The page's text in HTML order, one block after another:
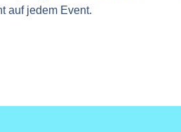
auf jedem Event.